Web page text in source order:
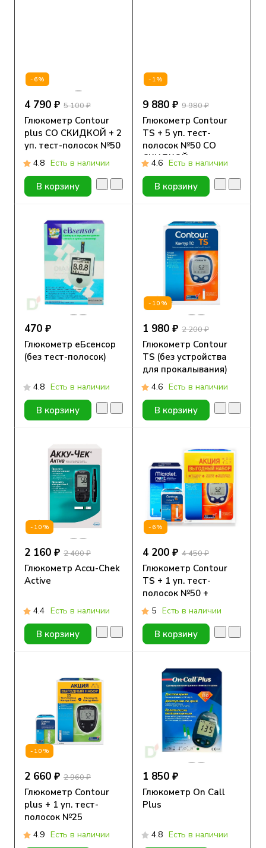
-6%
4 790 ₽ 5 100 ₽
Глюкометр Contour
plus СО СКИДКОЙ + 2
уп. тест-полосок №50
4.8 Есть в наличии
В корзину
-1%
9 880 ₽ 9 980 ₽
Глюкометр Contour
TS + 5 уп. тест-
полосок №50 СО
СКИДКОЙ
4.6 Есть в наличии
В корзину
470 ₽
Глюкометр еБсенсор
(без тест-полосок)
4.8 Есть в наличии
В корзину
-10%
1 980 ₽ 2 200 ₽
Глюкометр Contour
TS (без устройства
для прокалывания)
4.6 Есть в наличии
В корзину
-10%
2 160 ₽ 2 400 ₽
Глюкометр Accu-Chek
Active
4.4 Есть в наличии
В корзину
-6%
4 200 ₽ 4 450 ₽
Глюкометр Contour
TS + 1 уп. тест-
полосок №50 +
прокалыватель
Microlet Next
5 Есть в наличии
В корзину
-10%
2 660 ₽ 2 960 ₽
Глюкометр Contour
plus + 1 уп. тест-
полосок №25
4.9 Есть в наличии
1 850 ₽
Глюкометр On Call
Plus
4.8 Есть в наличии